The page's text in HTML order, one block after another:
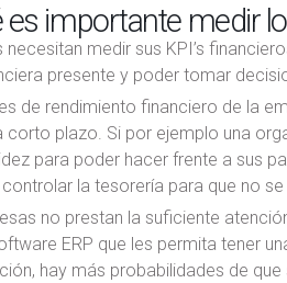
es importante medir
necesitan medir sus KPI’s
presente y poder tomar
de rendimiento financiero de la
corto plazo. Si por ejemplo una
para poder hacer frente a sus
la tesorería para que no
no prestan la suficiente
ERP que les permita tener
hay más probabilidades de